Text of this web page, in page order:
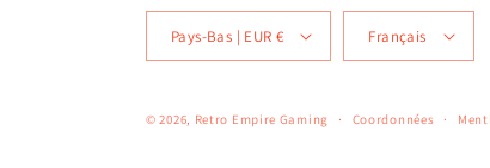
Pays-Bas | EUR € Français
© 2026, Retro Empire Gaming Coordonnées